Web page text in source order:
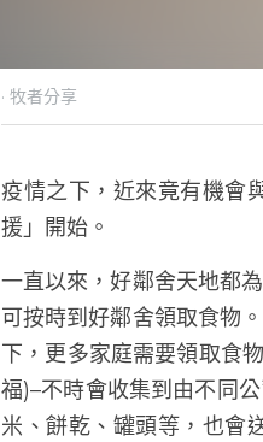
羅婉玲傳道
2020年11月22日·牧者分享
疫情之下，近來竟有機
援」開始。
一直以來，好鄰舍天地都
可按時到好鄰舍領取食物